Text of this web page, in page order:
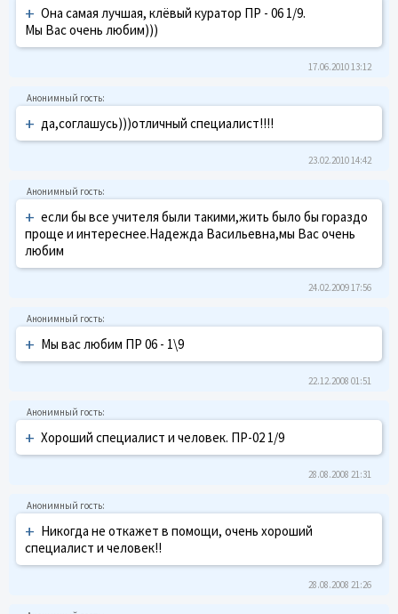
+ Она самая лучшая, клёвый куратор ПР - 06 1/9.
Мы Вас очень любим)))
17.06.2010 13:12
+ да,соглашусь)))отличный специалист!!!!
23.02.2010 14:42
+ если бы все учителя были такими,жить было бы гораздо
проще и интереснее.Надежда Васильевна,мы Вас очень
любим
24.02.2009 17:56
+ Мы вас любим ПР 06 - 1\9
22.12.2008 01:51
+ Хороший специалист и человек. ПР-02 1/9
28.08.2008 21:31
+ Никогда не откажет в помощи, очень хороший
специалист и человек!!
28.08.2008 21:26